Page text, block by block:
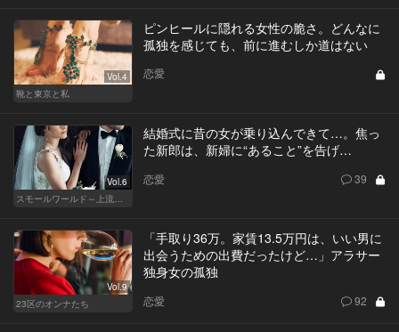
Vol.4
靴と東京と私
ピンヒールに隠れる女性の脆さ。どんなに
孤独を感じても、前に進むしか道はない
恋愛
Vol.6
スモールワールド～上流階級の社会～
結婚式に昔の女が乗り込んできて…。焦っ
た新郎は、新婦に“あること”を告げ…
恋愛 39
Vol.9
23区のオンナたち
「手取り36万。家賃13.5万円は、いい男に
出会うための出費だったけど…」アラサー
独身女の孤独
恋愛 92